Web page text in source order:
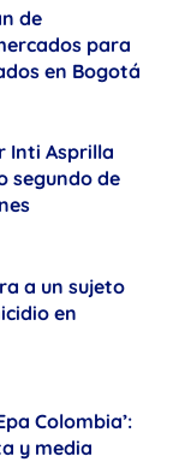
de
para
en Bogotá
Inti Asprilla
segundo de
a un sujeto
en
Colombia’:
y media